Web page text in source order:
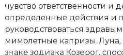
чувство ответственности и
определенные действия и
руководствоваться
мимолетные капризы. Луна,
знаке зодиака Козерог,